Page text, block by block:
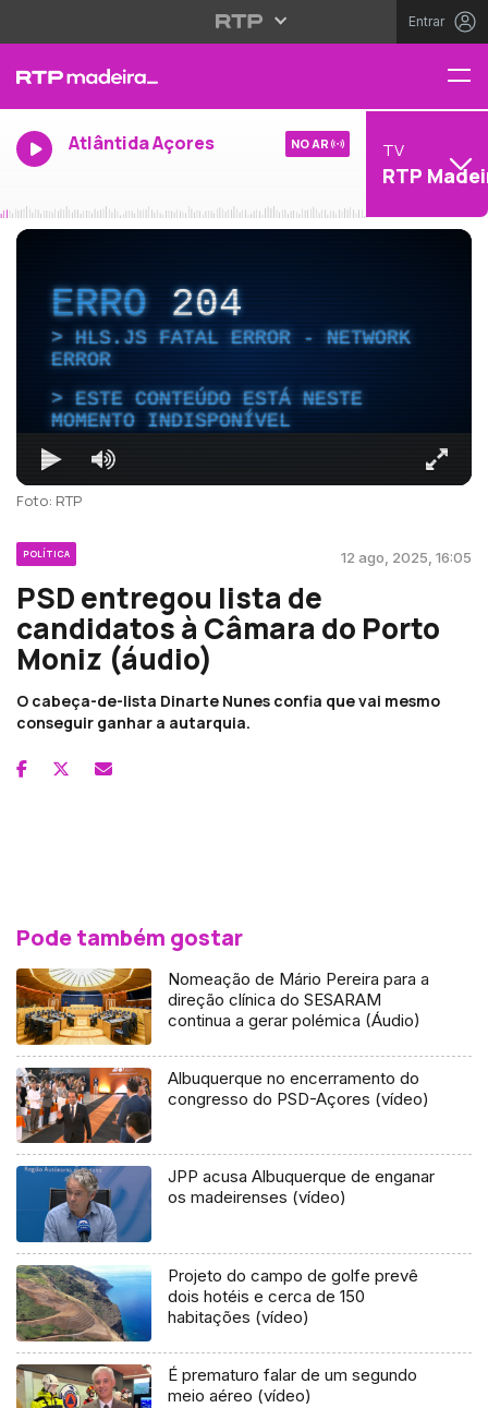
Entrar
Atlântida Açores NO AR TV
RTP
ERRO204
HLS.JS FATAL ERROR - NETWORK
ERROR
ESTE CONTEÚDO ESTÁ NESTE
MOMENTO INDISPONÍVEL
Foto: RTP
POLÍTICA 12 ago, 2025, 16:05
PSD entregou lista de
candidatos à Câmara do Porto
Moniz (áudio)
O cabeça-de-lista Dinarte Nunes confia que vai mesmo
conseguir ganhar a autarquia.
Pode também gostar
Nomeação de Mário Pereira para a
direção clínica do SESARAM
continua a gerar polémica (Áudio)
Albuquerque no encerramento do
congresso do PSD-Açores (vídeo)
JPP acusa Albuquerque de enganar
os madeirenses (vídeo)
Projeto do campo de golfe prevê
dois hotéis e cerca de 150
habitações (vídeo)
É prematuro falar de um segundo
meio aéreo (vídeo)